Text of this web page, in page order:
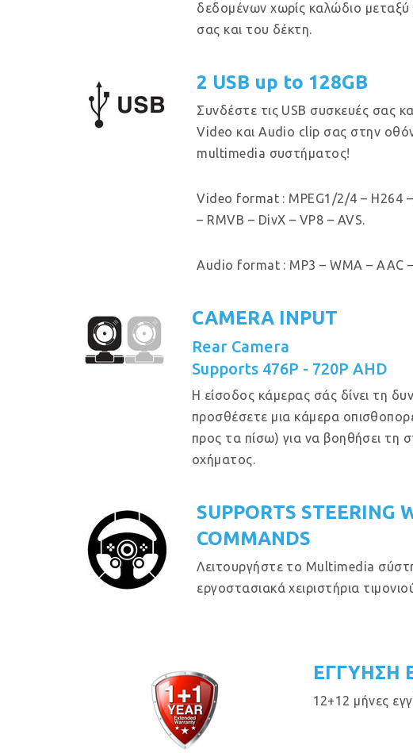
δεδομένων χωρίς καλώδιο
σας και του δέκτη.
2 USB up to 128GB
Συνδέστε τις USB συσκευές σας
Video και Audio clip σας στην
multimedia συστήματος!
Video format : MPEG1/2/4 – H264
– RMVB – DivX – VP8 – AVS.
Audio format : MP3 – WMA – AAC
CAMERA INPUT
Rear Camera
Supports 476P - 720P AHD
Η είσοδος κάμερας σάς δίνει τη
προσθέσετε μια κάμερα
προς τα πίσω) για να βοηθήσει τη
οχήματος.
SUPPORTS STEERING
COMMANDS
Λειτουργήστε το Multimedia
εργοστασιακά χειριστήρια
ΕΓΓΥΗΣΗ
12+12 μήνες